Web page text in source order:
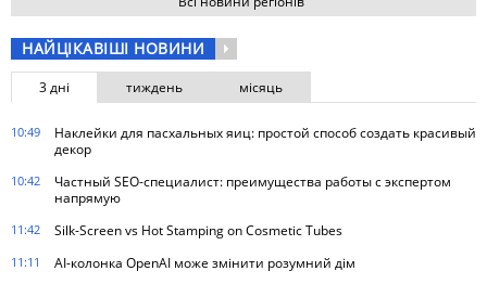
НАЙЦІКАВІШІ НОВИНИ
3 дні тиждень місяць
10:49
Наклейки для пасхальных яиц: простой способ создать красивый
декор
10:42
Частный SEO-специалист: преимущества работы с экспертом
напрямую
11:42 Silk-Screen vs Hot Stamping on Cosmetic Tubes
11:11 AI-колонка OpenAI може змінити розумний дім